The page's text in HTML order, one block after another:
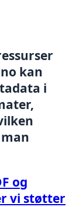
kan
i
og
vi støtter